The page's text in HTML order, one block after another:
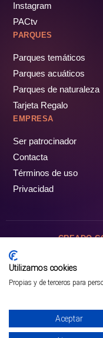
Instagram
PACtv
PARQUES
Parques temáticos
Parques acuáticos
Parques de naturaleza
Tarjeta Regalo
EMPRESA
Ser patrocinador
Contacta
Términos de uso
Privacidad
CREADO
Utilizamos cookies
Propias y de terceros para
Aceptar